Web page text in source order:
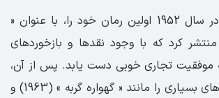
« کرت وانه گت » در سال 1952 اولین رمان خود را، با عنوان «
منتشر کرد که با وجود نقدها و بازخوردهای
موفقیت تجاری خوبی دست یابد. پس از آن،
« وانه گت » رمان های بسیاری را مانند « گهواره گربه » (1963) و